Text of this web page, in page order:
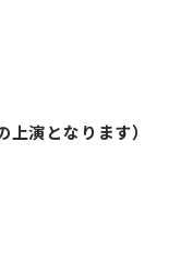
上演となります）